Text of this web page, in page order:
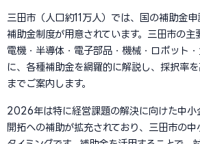
三田市（人口約11万人）では、国の補助金
補助金制度が用意されています。三田市の主
電機・半導体・電子部品・機械・ロボット
に、各種補助金を網羅的に解説し、採択率
までご案内します。
2026年は特に経営課題の解決に向けた中小
開拓への補助が拡充されており、三田市の